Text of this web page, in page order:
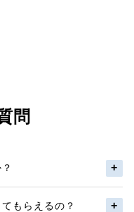
問
もらえるの？